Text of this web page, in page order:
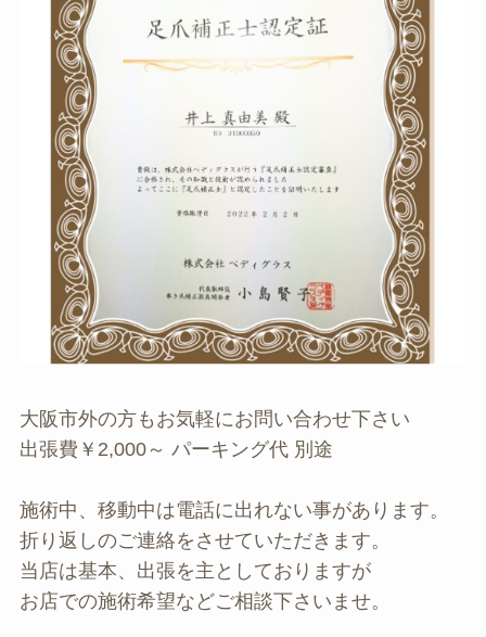
大阪市外の方もお気軽にお問い合わせ下さい
出張費￥2,000～ パーキング代 別途
施術中、移動中は電話に出れない事があります。
折り返しのご連絡をさせていただきます。
当店は基本、出張を主としておりますが
お店での施術希望などご相談下さいませ。